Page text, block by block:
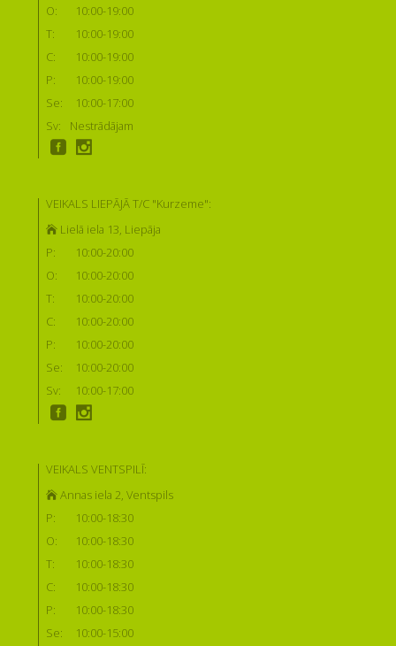
O:
10:00-19:00
T:
10:00-19:00
C:
10:00-19:00
P:
10:00-19:00
Se:
10:00-17:00
Sv:
Nestrādājam
VEIKALS LIEPĀJĀ T/C "Kurzeme":
Lielā iela 13, Liepāja
P:
10:00-20:00
O:
10:00-20:00
T:
10:00-20:00
C:
10:00-20:00
P:
10:00-20:00
Se:
10:00-20:00
Sv:
10:00-17:00
VEIKALS VENTSPILĪ:
Annas iela 2, Ventspils
P:
10:00-18:30
O:
10:00-18:30
T:
10:00-18:30
C:
10:00-18:30
P:
10:00-18:30
Se:
10:00-15:00